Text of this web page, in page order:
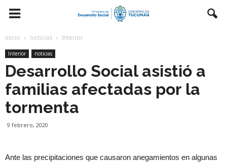
Inicio noticias Interior
Interior noticias
Desarrollo Social asistió a
familias afectadas por la
tormenta
9 febrero, 2020
Ante las precipitaciones que causaron anegamientos en algunas